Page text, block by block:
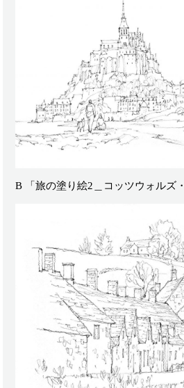
B 「旅の塗り絵2＿コッツウォルズ